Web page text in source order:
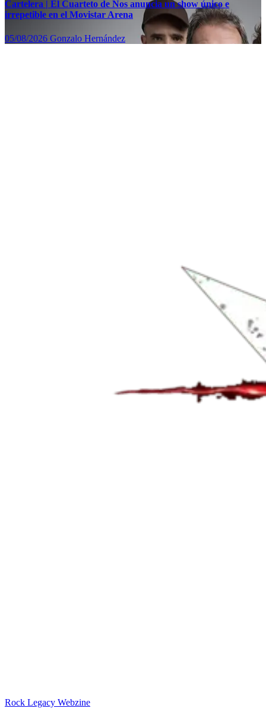
Cartelera | El Cuarteto de Nos anuncia un show único e
irrepetible en el Movistar Arena
05/08/2026 Gonzalo Hernández
Rock Legacy Webzine